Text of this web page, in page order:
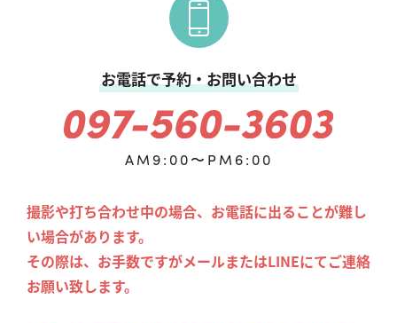
お電話で予約・お問い合わせ
AM9:00〜PM6:00
撮影や打ち合わせ中の場合、お電話に出ることが難し
い場合があります。
その際は、お手数ですがメールまたはLINEにてご連絡
お願い致します。